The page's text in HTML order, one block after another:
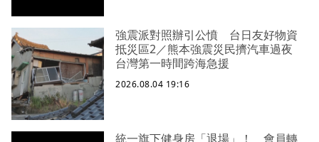
強震派對照辦引公憤 台日友好物資
抵災區2／熊本強震災民擠汽車過夜
台灣第一時間跨海急援
2026.08.04 19:16
統一旗下健身房「退場」！ 會員轉